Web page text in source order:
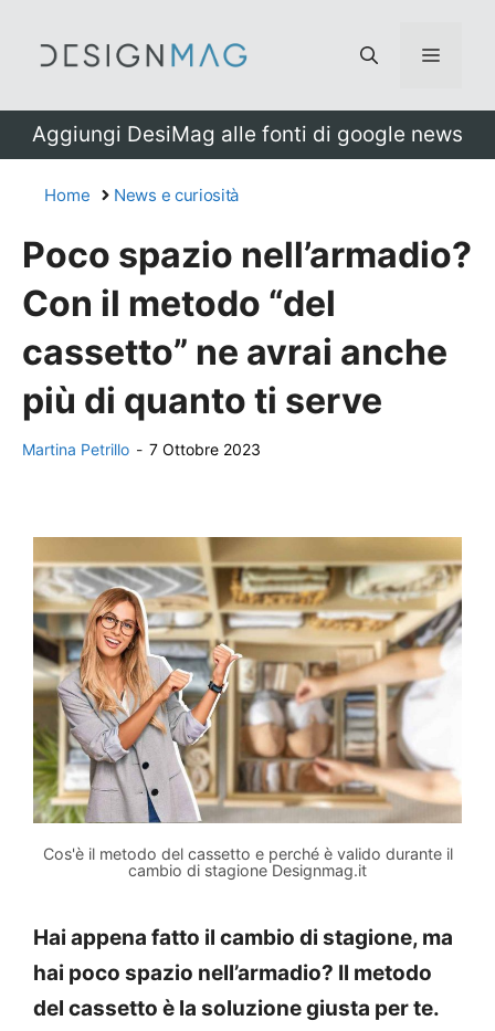
Menu
Aggiungi DesiMag alle fonti di google news
Home News e curiosità
Poco spazio nell’armadio?
Con il metodo “del
cassetto” ne avrai anche
più di quanto ti serve
Martina Petrillo - 7 Ottobre 2023
Cos'è il metodo del cassetto e perché è valido durante il
cambio di stagione Designmag.it
Hai appena fatto il cambio di stagione, ma
hai poco spazio nell’armadio? Il metodo
del cassetto è la soluzione giusta per te.